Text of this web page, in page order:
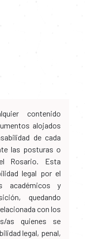
contenido
alojados
de cada
las posturas o
Rosario. Esta
legal por el
académicos y
quedando
con los
as quienes se
legal, penal,